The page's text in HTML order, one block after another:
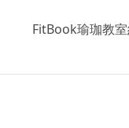
FitBook瑜珈教